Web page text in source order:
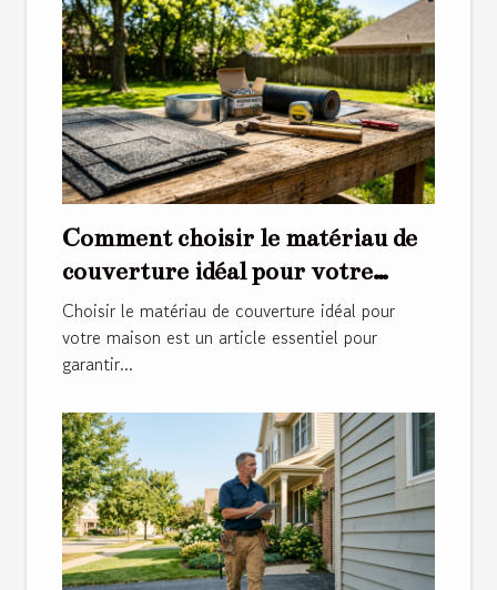
Comment choisir le matériau de
couverture idéal pour votre
maison ?
Choisir le matériau de couverture idéal pour
votre maison est un article essentiel pour
garantir...